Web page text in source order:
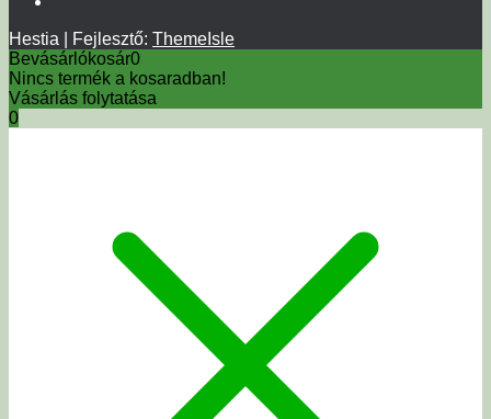
Hestia | Fejlesztő: ThemeIsle
Bevásárlókosár0
Nincs termék a kosaradban!
Vásárlás folytatása
0